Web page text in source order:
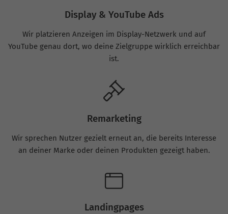
Display & YouTube Ads
Wir platzieren Anzeigen im Display-Netzwerk und auf
YouTube genau dort, wo deine Zielgruppe wirklich erreichbar
ist.
Remarketing
Wir sprechen Nutzer gezielt erneut an, die bereits Interesse
an deiner Marke oder deinen Produkten gezeigt haben.
Landingpages